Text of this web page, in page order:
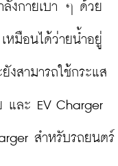
ลังกายเบา ๆ ด้วย
หมือนได้ว่ายน้ำอยู่
งสามารถใช้กระแส
และ EV Charger
สำหรับรถยนตร์